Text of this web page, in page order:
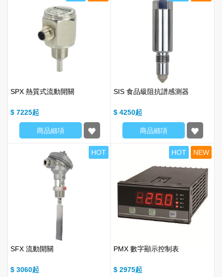
SPX 熱質式流動開關
$ 7225
商品細項
SIS 食品級阻抗譜感測器
$ 4250
商品細項
HOT
SFX 流動開關
$ 3060
HOT NEW
PMX 數字顯示控制表
$ 2975